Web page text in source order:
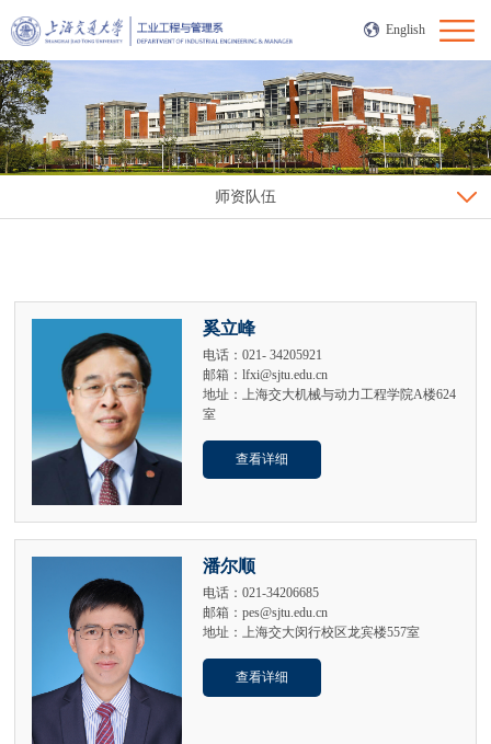
English
师资队伍
奚立峰
电话：021- 34205921
邮箱：lfxi@sjtu.edu.cn
地址：上海交大机械与动力工程学院A楼624
室
查看详细
潘尔顺
电话：021-34206685
邮箱：pes@sjtu.edu.cn
地址：上海交大闵行校区龙宾楼557室
查看详细